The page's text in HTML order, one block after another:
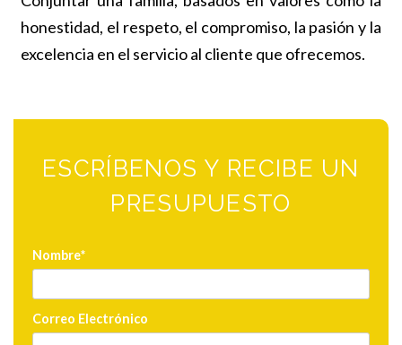
honestidad, el respeto, el compromiso, la pasión y la
excelencia en el servicio al cliente que ofrecemos.
ESCRÍBENOS Y RECIBE UN
PRESUPUESTO
Nombre
Correo Electrónico